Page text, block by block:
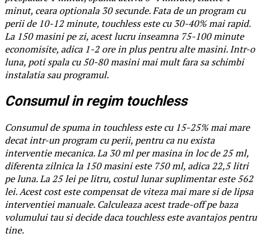
minut, ceara optionala 30 secunde. Fata de un program cu
perii de 10-12 minute, touchless este cu 30-40% mai rapid.
La 150 masini pe zi, acest lucru inseamna 75-100 minute
economisite, adica 1-2 ore in plus pentru alte masini. Intr-o
luna, poti spala cu 50-80 masini mai mult fara sa schimbi
instalatia sau programul.
Consumul in regim touchless
Consumul de spuma in touchless este cu 15-25% mai mare
decat intr-un program cu perii, pentru ca nu exista
interventie mecanica. La 30 ml per masina in loc de 25 ml,
diferenta zilnica la 150 masini este 750 ml, adica 22,5 litri
pe luna. La 25 lei pe litru, costul lunar suplimentar este 562
lei. Acest cost este compensat de viteza mai mare si de lipsa
interventiei manuale. Calculeaza acest trade-off pe baza
volumului tau si decide daca touchless este avantajos pentru
tine.